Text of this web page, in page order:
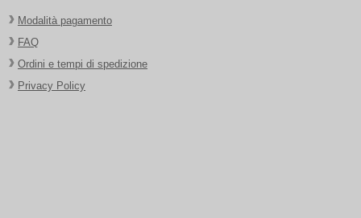
Modalità pagamento
FAQ
Ordini e tempi di spedizione
Privacy Policy